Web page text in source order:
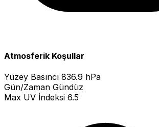
Atmosferik Koşullar
Yüzey Basıncı 836.9 hPa
Gün/Zaman Gündüz
Max UV İndeksi 6.5